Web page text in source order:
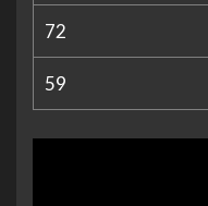
72
59